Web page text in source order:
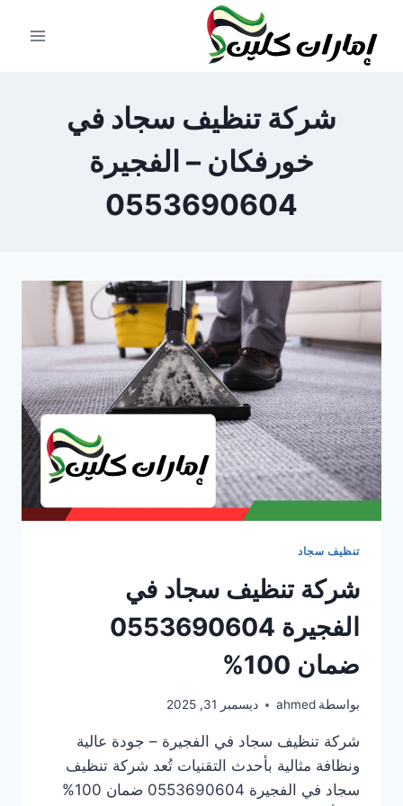
المحتوى
شركة تنظيف سجاد في
خورفكان – الفجيرة
0553690604
تنظيف سجاد
شركة تنظيف سجاد في
الفجيرة 0553690604
ضمان 100%
بواسطة ahmed ديسمبر 31, 2025
شركة تنظيف سجاد في الفجيرة – جودة عالية
ونظافة مثالية بأحدث التقنيات تُعد شركة تنظيف
سجاد في الفجيرة 0553690604 ضمان 100%